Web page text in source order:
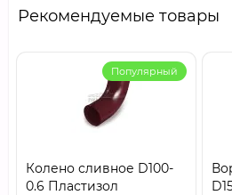
Рекомендуемые товары
Популярный
Колено сливное D100-
0.6 Пластизол